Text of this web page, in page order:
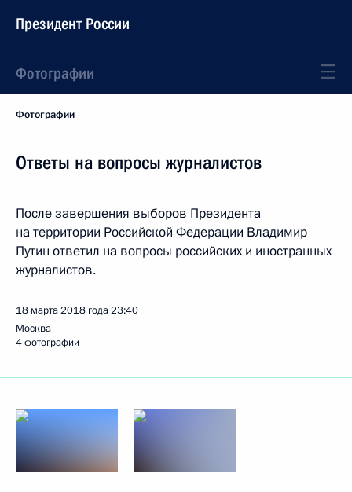
Президент России
Фотографии
Фотографии
Ответы на вопросы журналистов
После завершения выборов Президента
на территории Российской Федерации Владимир
Путин ответил на вопросы российских и иностранных
журналистов.
18 марта 2018 года23:40
Москва
4 фотографии